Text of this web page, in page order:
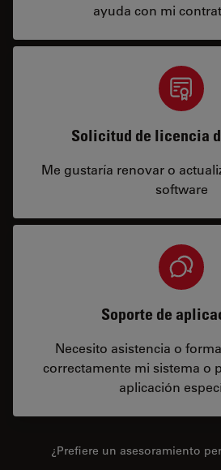
ayuda con mi
Solicitud de licencia
Me gustaría renovar o
software
Soporte de
Necesito asistencia o
correctamente mi sistema o
aplicación
¿Prefiere un asesoramiento